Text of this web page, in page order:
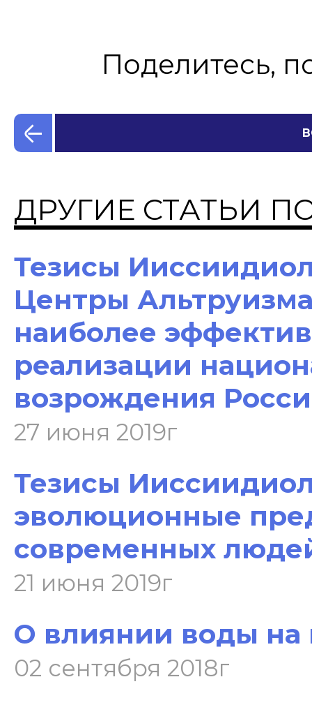
Поделитесь,
ДРУГИЕ СТАТЬИ
Тезисы
Центры
наиболее
реализации
возрождения
27 июня 2019г
Тезисы
эволюционные
современных
21 июня 2019г
О влиянии воды на
02 сентября 2018г